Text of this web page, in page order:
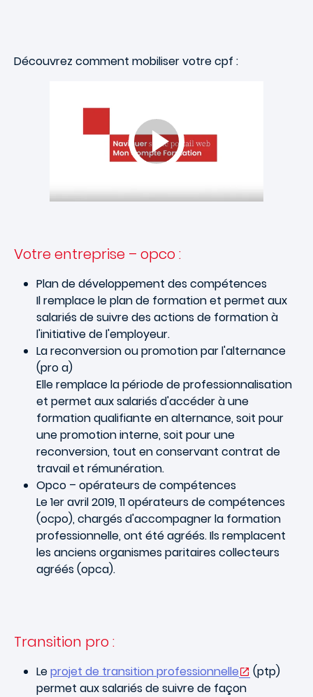
Découvrez comment mobiliser votre cpf :
Votre entreprise – opco :
Plan de développement des compétences
Il remplace le plan de formation et permet aux
salariés de suivre des actions de formation à
l'initiative de l'employeur.
La reconversion ou promotion par l'alternance
(pro a)
Elle remplace la période de professionnalisation
et permet aux salariés d'accéder à une
formation qualifiante en alternance, soit pour
une promotion interne, soit pour une
reconversion, tout en conservant contrat de
travail et rémunération.
Opco – opérateurs de compétences
Le 1er avril 2019, 11 opérateurs de compétences
(ocpo), chargés d'accompagner la formation
professionnelle, ont été agréés. Ils remplacent
les anciens organismes paritaires collecteurs
agréés (opca).
Transition pro :
Leprojet de transition professionnelle
(ptp)
permet aux salariés de suivre de façon